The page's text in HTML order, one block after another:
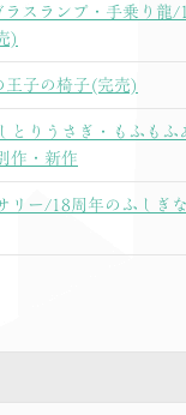
スランプ・手乗り龍/
)
子の椅子(完売)
とりうさぎ・もふも
作・新作
リー/18周年のふしぎ